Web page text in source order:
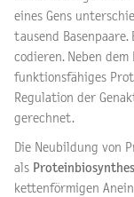
eines Gens
tausend
codieren. Neben
funktionsfähiges
Regulation der
gerechnet.
Die Neubildung von
als
kettenförmigen